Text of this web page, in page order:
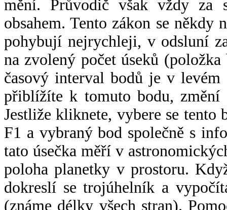
mění. Průvodič však vždy za
obsahem. Tento zákon se někdy
pohybují nejrychleji, v odsluní
na zvolený počet úseků
časový interval bodů je v
přiblížíte k tomuto bodu,
Jestliže kliknete, vybere se tento
F1 a vybraný bod společně s
tato úsečka měří v
poloha planetky v prostoru.
dokreslí se trojúhelník a
(známe délky všech stran).